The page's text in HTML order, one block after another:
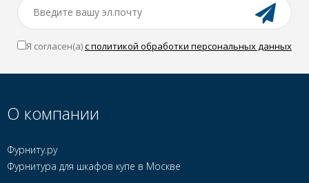
Я согласен(a)с политикой обработки персональных данных
О компании
Фурниту.ру
Фурнитура для шкафов купе в Москве